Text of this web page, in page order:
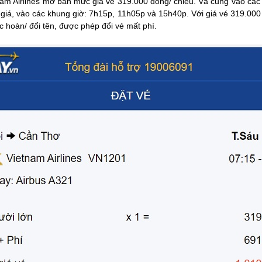
vào các khung giờ: 7h15p, 11h05p và 15h40p. Với giá vé
hoàn/ đổi tên, được phép đổi vé mất phí.